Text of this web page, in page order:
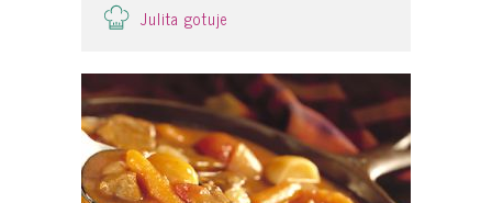
Julita gotuje